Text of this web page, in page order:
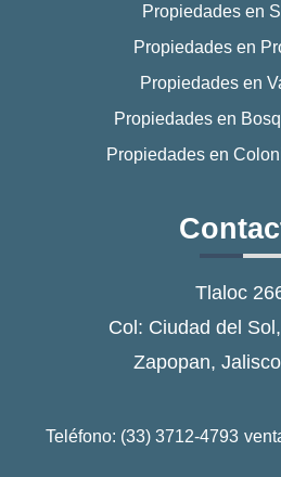
Propiedades en
Propiedades en
Propiedades en
Propiedades en
Propiedades en
Tlaloc
Col: Ciudad del
Zapopan,
Teléfono: (33) 3712-4793